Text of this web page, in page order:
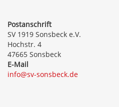
Postanschrift
SV 1919 Sonsbeck e.V.
Hochstr. 4
47665 Sonsbeck
E-Mail
info@sv-sonsbeck.de